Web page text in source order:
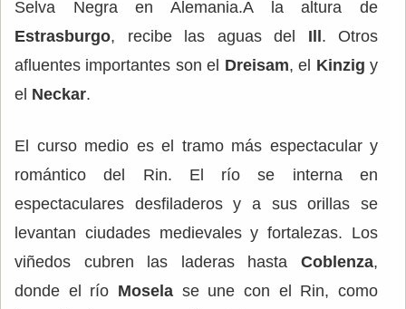
Selva Negra en Alemania.A la altura de
Estrasburgo, recibe las aguas del Ill. Otros
afluentes importantes son el Dreisam, el Kinzig y
el Neckar.
El curso medio es el tramo más espectacular y
romántico del Rin. El río se interna en
espectaculares desfiladeros y a sus orillas se
levantan ciudades medievales y fortalezas. Los
viñedos cubren las laderas hasta Coblenza,
donde el río Mosela se une con el Rin, como